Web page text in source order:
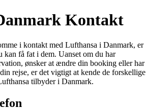
Kontakt
i kontakt med Lufthansa i Danmark, er
kan få fat i dem. Uanset om du har
ønsker at ændre din booking eller har
rejse, er det vigtigt at kende de forskellige
tilbyder i Danmark.